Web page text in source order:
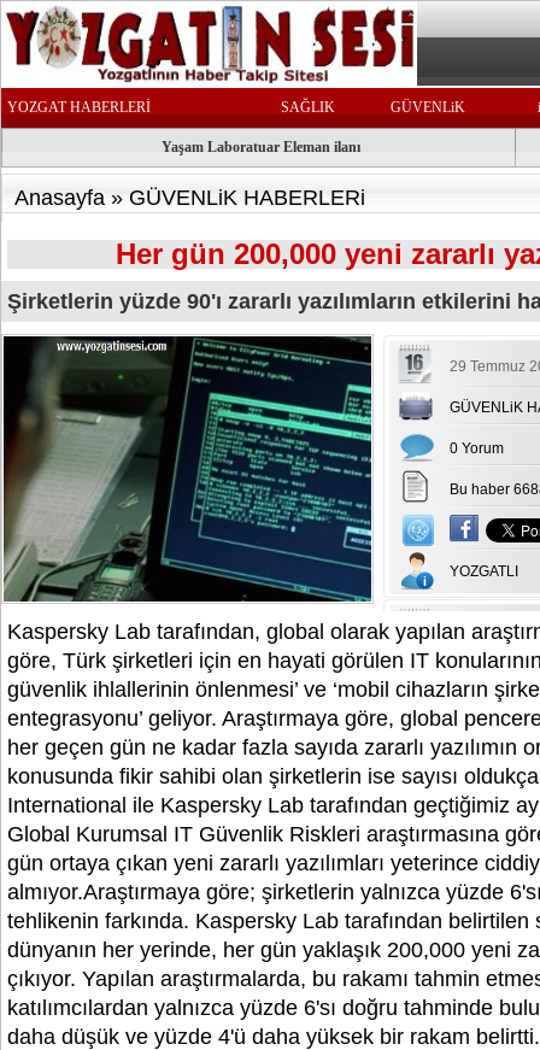
YOZGAT HABERLERİ SAĞLIK GÜVENLiK
Yaşam Laboratuar Eleman ilanı
Anasayfa » GÜVENLiK HABERLERi
Her gün 200,000 yeni zararlı
Şirketlerin yüzde 90'ı zararlı yazılımların etkilerini
29 Temmuz
GÜVENLiK
0 Yorum
Bu haber
YOZGATLI
Kaspersky Lab tarafından, global olarak yapılan
göre, Türk şirketleri için en hayati görülen IT
güvenlik ihlallerinin önlenmesi’ ve ‘mobil cihazların
entegrasyonu’ geliyor. Araştırmaya göre, global
her geçen gün ne kadar fazla sayıda zararlı yazılımın
konusunda fikir sahibi olan şirketlerin ise sayısı
International ile Kaspersky Lab tarafından geçtiğimiz
Global Kurumsal IT Güvenlik Riskleri araştırmasına
gün ortaya çıkan yeni zararlı yazılımları yeterince
almıyor.Araştırmaya göre; şirketlerin yalnızca yüzde
tehlikenin farkında. Kaspersky Lab tarafından belirtilen
dünyanın her yerinde, her gün yaklaşık 200,000 yeni
çıkıyor. Yapılan araştırmalarda, bu rakamı tahmin
katılımcılardan yalnızca yüzde 6'sı doğru tahminde
daha düşük ve yüzde 4'ü daha yüksek bir rakam